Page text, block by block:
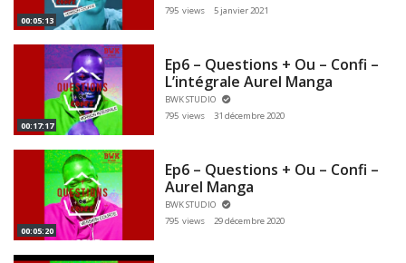
00:05:13
795 views
5 janvier 2021
00:17:17
Ep6 – Questions + Ou – Confi –
L’intégrale Aurel Manga
BWK STUDIO
795 views
31 décembre 2020
00:05:20
Ep6 – Questions + Ou – Confi –
Aurel Manga
BWK STUDIO
795 views
29 décembre 2020